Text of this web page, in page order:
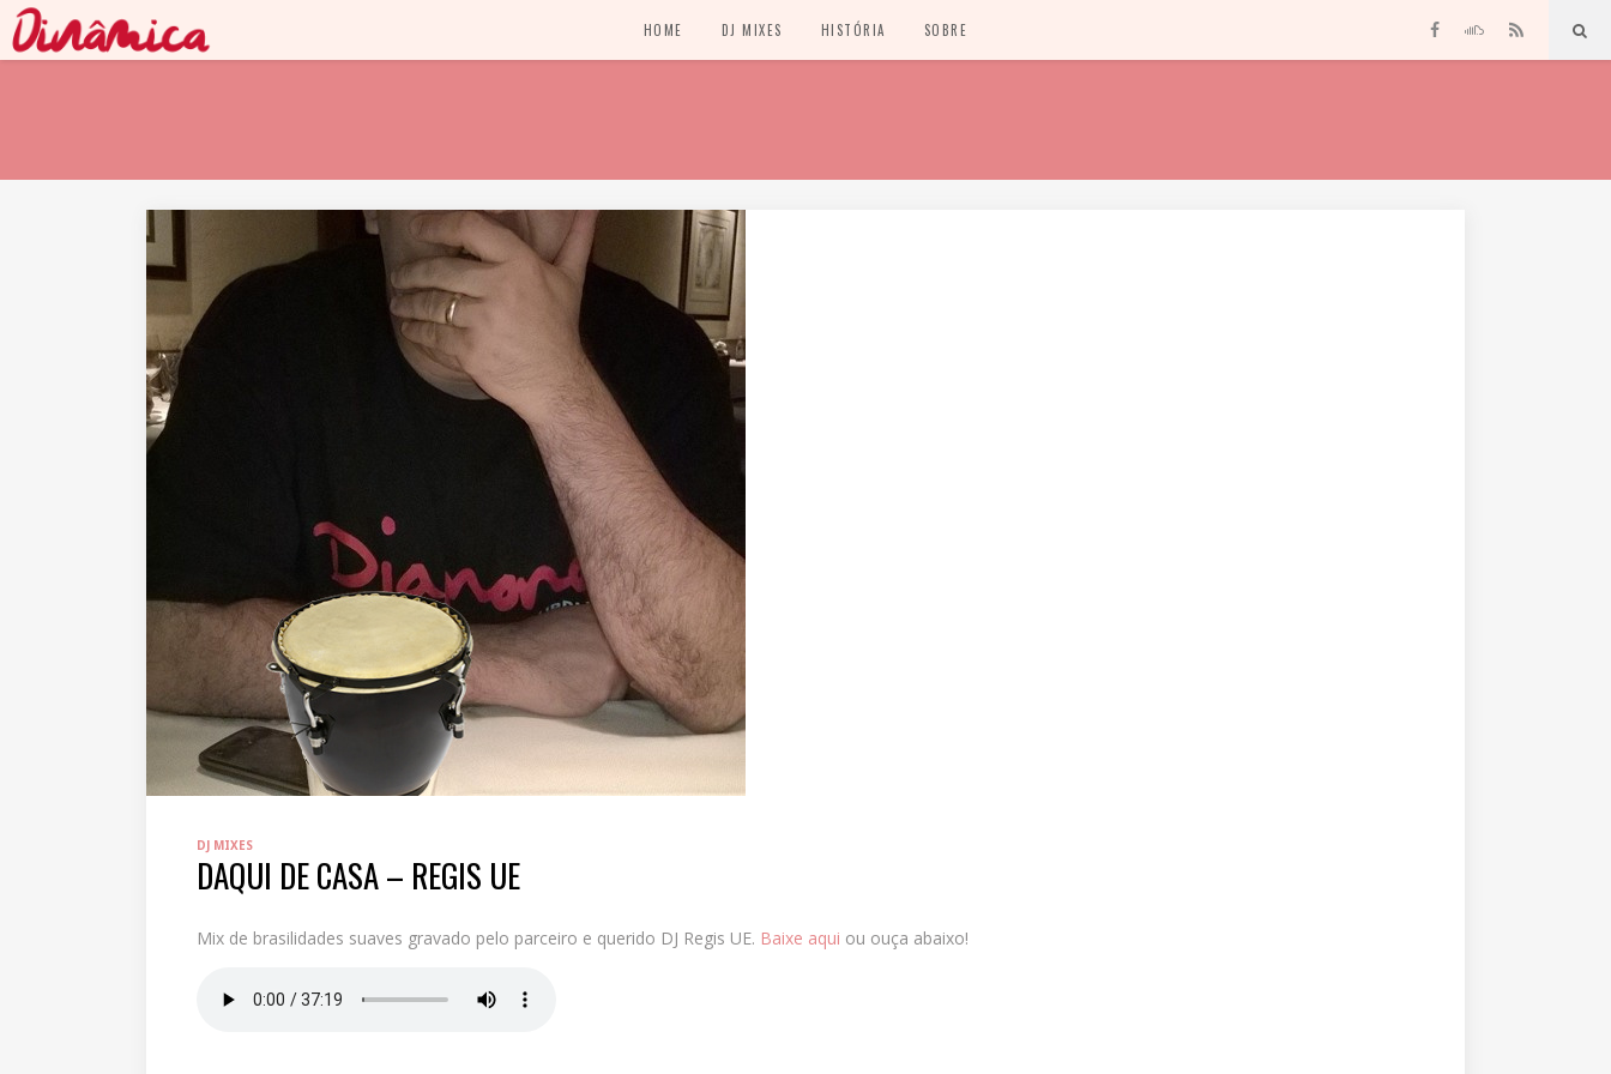
HOME DJ MIXES HISTÓRIA SOBRE
DJ MIXES
DAQUI DE CASA – REGIS UE
Mix de brasilidades suaves gravado pelo parceiro e querido DJ Regis UE. Baixe aqui ou ouça abaixo!